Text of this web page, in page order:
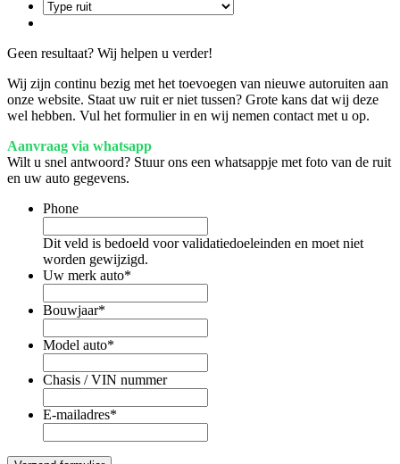
Geen resultaat? Wij helpen u verder!
Wij zijn continu bezig met het toevoegen van nieuwe autoruiten aan
onze website. Staat uw ruit er niet tussen? Grote kans dat wij deze
wel hebben. Vul het formulier in en wij nemen contact met u op.
Aanvraag via whatsapp
Wilt u snel antwoord? Stuur ons een whatsappje met foto van de ruit
en uw auto gegevens.
Phone
Dit veld is bedoeld voor validatiedoeleinden en moet niet
worden gewijzigd.
Uw merk auto*
Bouwjaar*
Model auto*
Chasis / VIN nummer
E-mailadres*